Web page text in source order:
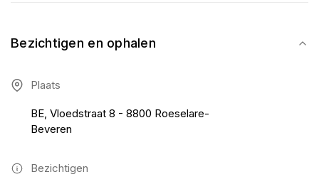
Bezichtigen en ophalen
Plaats
BE, Vloedstraat 8 - 8800 Roeselare-
Beveren
Bezichtigen